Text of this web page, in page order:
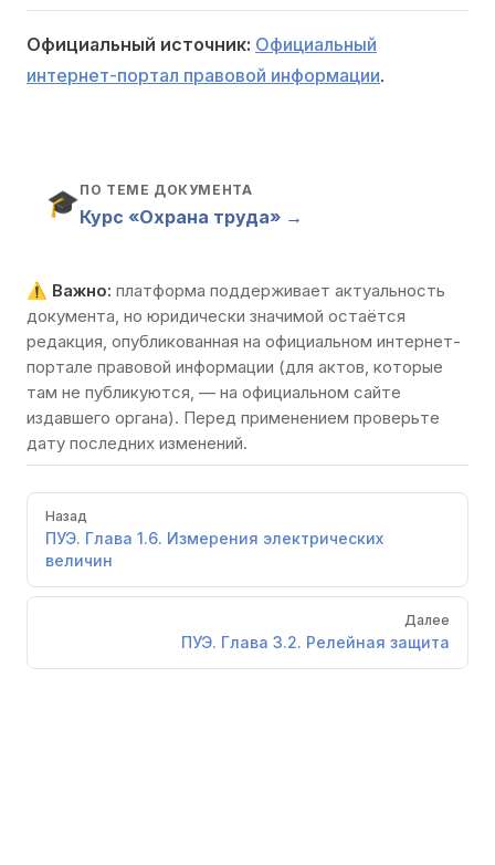
Официальный источник: Официальный
интернет-портал правовой информации.
🎓 ПО ТЕМЕ ДОКУМЕНТА
Курс «Охрана труда» →
⚠️ Важно: платформа поддерживает актуальность
документа, но юридически значимой остаётся
редакция, опубликованная на официальном интернет-
портале правовой информации (для актов, которые
там не публикуются, — на официальном сайте
издавшего органа). Перед применением проверьте
дату последних изменений.
PagerНазад
ПУЭ. Глава 1.6. Измерения электрических
величин
Далее
ПУЭ. Глава 3.2. Релейная защита